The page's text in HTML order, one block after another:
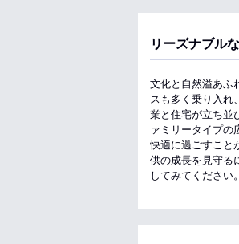
リーズナブル
文化と自然溢あふ
スも多く乗り入れ
業と住宅が立ち並
ァミリータイプ
快適に過ごすこと
供の成長を見守る
してみてください。